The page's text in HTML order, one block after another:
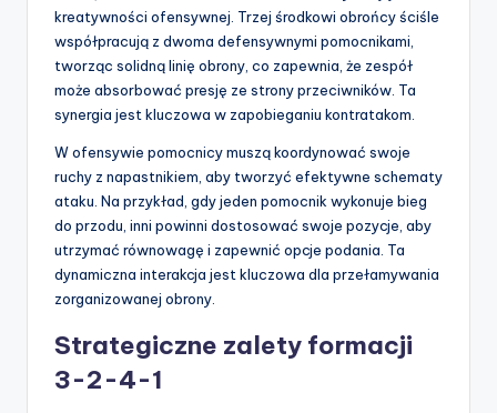
kreatywności ofensywnej. Trzej środkowi obrońcy ściśle
współpracują z dwoma defensywnymi pomocnikami,
tworząc solidną linię obrony, co zapewnia, że zespół
może absorbować presję ze strony przeciwników. Ta
synergia jest kluczowa w zapobieganiu kontratakom.
W ofensywie pomocnicy muszą koordynować swoje
ruchy z napastnikiem, aby tworzyć efektywne schematy
ataku. Na przykład, gdy jeden pomocnik wykonuje bieg
do przodu, inni powinni dostosować swoje pozycje, aby
utrzymać równowagę i zapewnić opcje podania. Ta
dynamiczna interakcja jest kluczowa dla przełamywania
zorganizowanej obrony.
Strategiczne zalety formacji
3-2-4-1